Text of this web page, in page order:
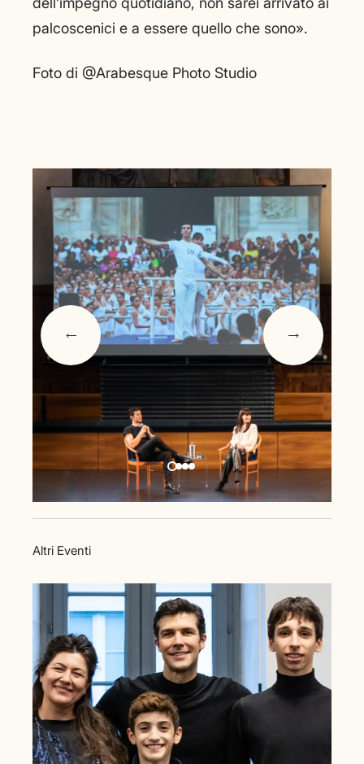
palcoscenici e a essere quello che sono».
Foto di @Arabesque Photo Studio
Altri Eventi